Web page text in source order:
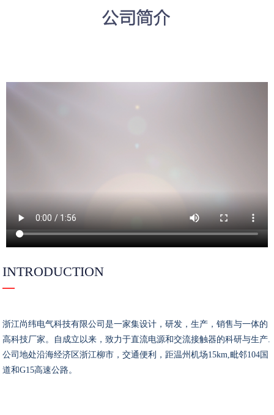
INTRODUCTION
浙江尚纬电气科技有限公司是一家集设计，研发，生产，销售与一体的
高科技厂家。自成立以来，致力于直流电源和交流接触器的科研与生产.
公司地处沿海经济区浙江柳市，交通便利，距温州机场15km,毗邻104国
道和G15高速公路。